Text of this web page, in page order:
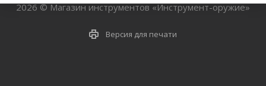
2026 © Магазин инструментов «Инструмент-оружие»
Версия для печати